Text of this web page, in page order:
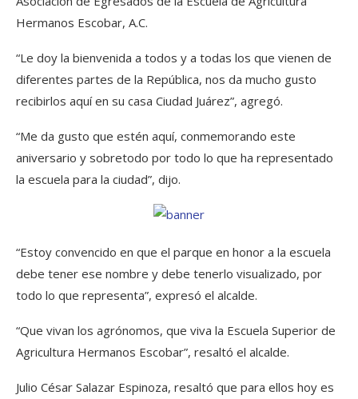
Hermanos Escobar, A.C.
“Le doy la bienvenida a todos y a todas los que vienen de
diferentes partes de la República, nos da mucho gusto
recibirlos aquí en su casa Ciudad Juárez”, agregó.
“Me da gusto que estén aquí, conmemorando este
aniversario y sobretodo por todo lo que ha representado
la escuela para la ciudad”, dijo.
“Estoy convencido en que el parque en honor a la escuela
debe tener ese nombre y debe tenerlo visualizado, por
todo lo que representa”, expresó el alcalde.
“Que vivan los agrónomos, que viva la Escuela Superior de
Agricultura Hermanos Escobar”, resaltó el alcalde.
Julio César Salazar Espinoza, resaltó que para ellos hoy es